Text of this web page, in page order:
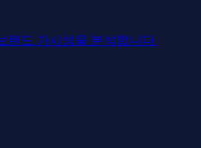
드 가시성을 분석합니다.